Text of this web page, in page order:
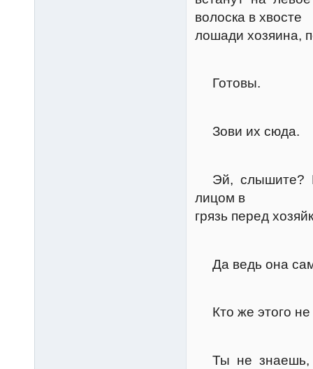
волоска в хвосте
лошади хозяина,
Готовы.
Зови их сюда.
Эй, слышите?
лицом в
грязь перед
Да ведь она
Кто же этого не
Ты не знаешь,